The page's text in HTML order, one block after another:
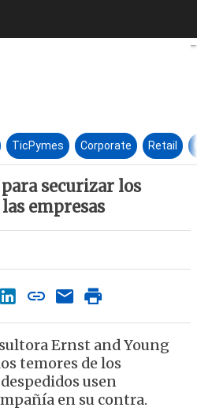
presupuesto para
TicPymes Corporate Retail
securizar los
empresas
Ernst and Young
temores de los
usen
en su contra.